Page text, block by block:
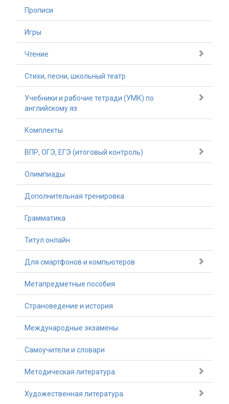
Прописи
Игры
Чтение
Стихи, песни, школьный театр
Учебники и рабочие тетради (УМК) по
английскому яз
Комплекты
ВПР, ОГЭ, ЕГЭ (итоговый контроль)
Олимпиады
Дополнительная тренировка
Грамматика
Титул онлайн
Для смартфонов и компьютеров
Метапредметные пособия
Страноведение и история
Международные экзамены
Самоучители и словари
Методическая литература
Художественная литература